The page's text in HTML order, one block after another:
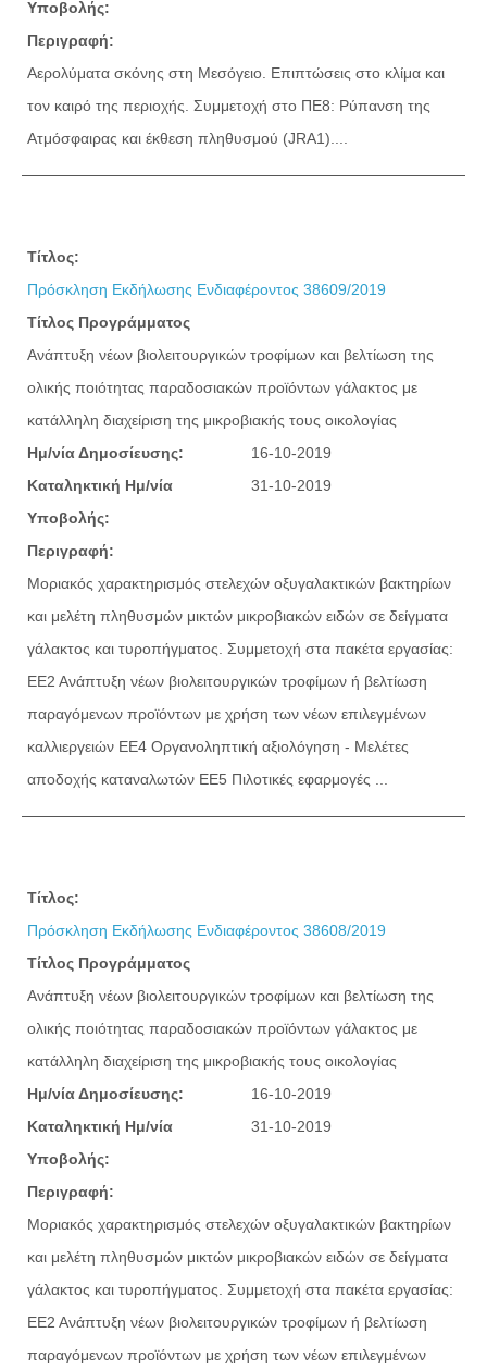
Υποβολής:
Περιγραφή:
Αερολύματα σκόνης στη Μεσόγειο. Επιπτώσεις στο κλίμα και
τον καιρό της περιοχής. Συμμετοχή στο ΠΕ8: Ρύπανση της
Ατμόσφαιρας και έκθεση πληθυσμού (JRA1)....
Τίτλος:
Πρόσκληση Εκδήλωσης Ενδιαφέροντος 38609/2019
Τίτλος Προγράμματος
Ανάπτυξη νέων βιολειτουργικών τροφίμων και βελτίωση της
ολικής ποιότητας παραδοσιακών προϊόντων γάλακτος με
κατάλληλη διαχείριση της μικροβιακής τους οικολογίας
Ημ/νία Δημοσίευσης:
16-10-2019
Καταληκτική Ημ/νία
Υποβολής:
31-10-2019
Περιγραφή:
Μοριακός χαρακτηρισμός στελεχών οξυγαλακτικών βακτηρίων
και μελέτη πληθυσμών μικτών μικροβιακών ειδών σε δείγματα
γάλακτος και τυροπήγματος. Συμμετοχή στα πακέτα εργασίας:
ΕΕ2 Ανάπτυξη νέων βιολειτουργικών τροφίμων ή βελτίωση
παραγόμενων προϊόντων με χρήση των νέων επιλεγμένων
καλλιεργειών ΕΕ4 Οργανοληπτική αξιολόγηση - Μελέτες
αποδοχής καταναλωτών ΕΕ5 Πιλοτικές εφαρμογές ...
Τίτλος:
Πρόσκληση Εκδήλωσης Ενδιαφέροντος 38608/2019
Τίτλος Προγράμματος
Ανάπτυξη νέων βιολειτουργικών τροφίμων και βελτίωση της
ολικής ποιότητας παραδοσιακών προϊόντων γάλακτος με
κατάλληλη διαχείριση της μικροβιακής τους οικολογίας
Ημ/νία Δημοσίευσης:
16-10-2019
Καταληκτική Ημ/νία
Υποβολής:
31-10-2019
Περιγραφή:
Μοριακός χαρακτηρισμός στελεχών οξυγαλακτικών βακτηρίων
και μελέτη πληθυσμών μικτών μικροβιακών ειδών σε δείγματα
γάλακτος και τυροπήγματος. Συμμετοχή στα πακέτα εργασίας:
ΕΕ2 Ανάπτυξη νέων βιολειτουργικών τροφίμων ή βελτίωση
παραγόμενων προϊόντων με χρήση των νέων επιλεγμένων